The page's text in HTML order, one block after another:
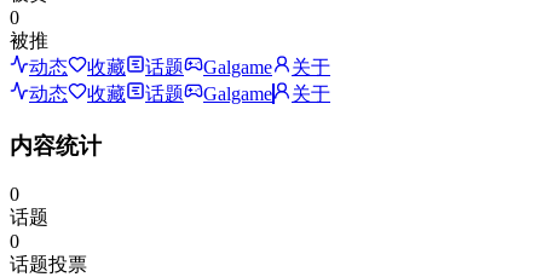
0
被推
动态
收藏 话题 Galgame
关于
动态
收藏 话题 Galgame 关于
内容统计
0
话题
0
话题投票